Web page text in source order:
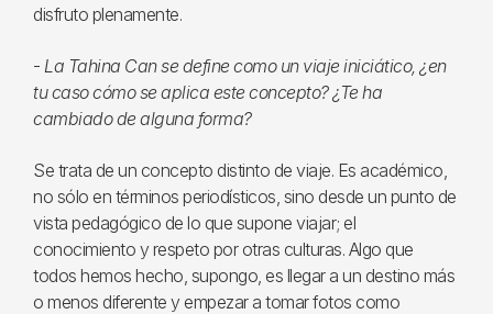
disfruto plenamente.
- La Tahina Can se define como un viaje iniciático, ¿en
tu caso cómo se aplica este concepto? ¿Te ha
cambiado de alguna forma?
Se trata de un concepto distinto de viaje. Es académico,
no sólo en términos periodísticos, sino desde un punto de
vista pedagógico de lo que supone viajar; el
conocimiento y respeto por otras culturas. Algo que
todos hemos hecho, supongo, es llegar a un destino más
o menos diferente y empezar a tomar fotos como